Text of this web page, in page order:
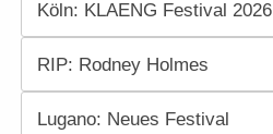
Köln: KLAENG Festival 2026
RIP: Rodney Holmes
Lugano: Neues Festival